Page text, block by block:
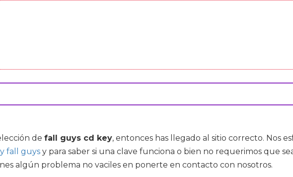
de fall guys cd key, entonces has llegado al sitio correcto. Nos
fall guys y para saber si una clave funciona o bien no requerimos que
algún problema no vaciles en ponerte en contacto con nosotros.